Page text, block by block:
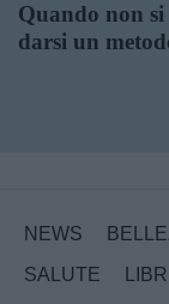
Quando non
darsi un
NEWS
SALUTE
LIBRI